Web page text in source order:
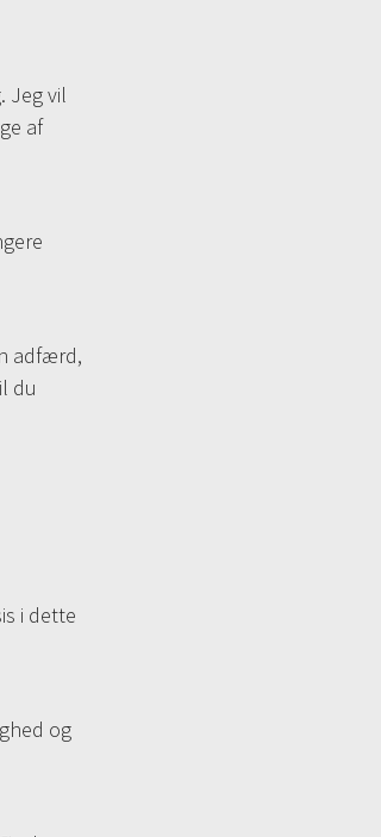
Jeg vil
af
adfærd,
du
i dette
og